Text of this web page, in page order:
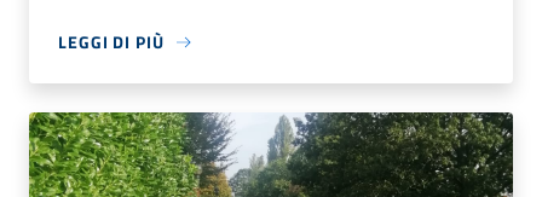
LEGGI DI PIÙ